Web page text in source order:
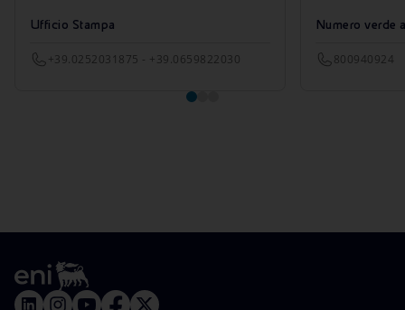
Ufficio Stampa
+39.0252031875 - +39.0659822030
Numero verde
800940924